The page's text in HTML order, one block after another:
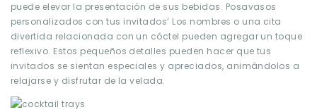
puede elevar la presentación de sus bebidas. Posavasos
personalizados con tus invitados’ Los nombres o una cita
divertida relacionada con un cóctel pueden agregar un toque
reflexivo. Estos pequeños detalles pueden hacer que tus
invitados se sientan especiales y apreciados, animándolos a
relajarse y disfrutar de la velada.